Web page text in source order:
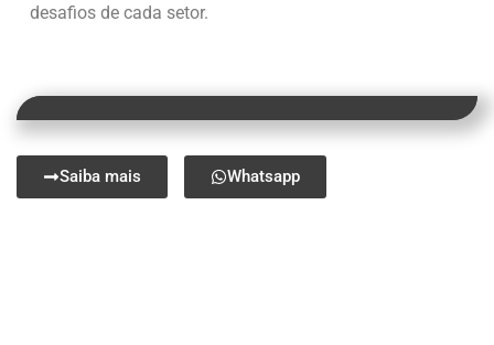
desafios de cada setor.
Saiba mais Whatsapp